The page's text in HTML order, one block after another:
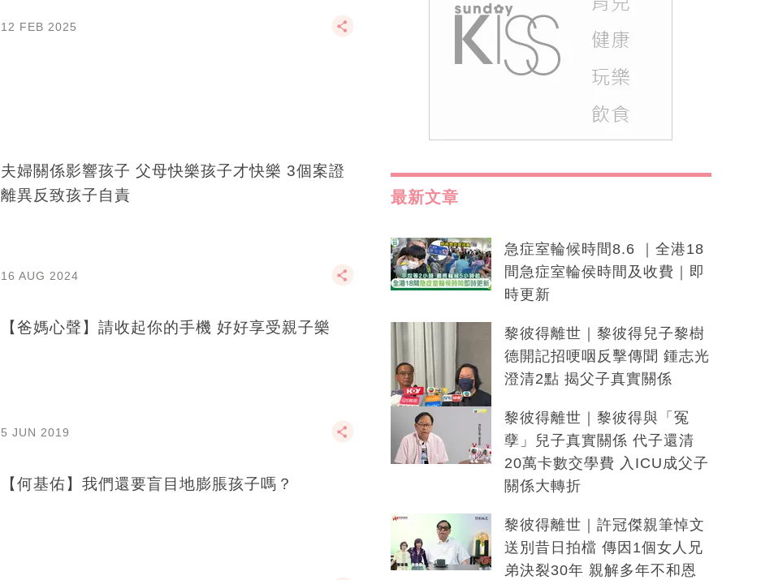
12 FEB 2025
夫婦關係影響孩子 父母快樂孩子才快樂 3個案證
離異反致孩子自責
16 AUG 2024
【爸媽心聲】請收起你的手機 好好享受親子樂
5 JUN 2019
【何基佑】我們還要盲目地膨脹孩子嗎？
最新文章
急症室輪候時間8.6 ｜全港18
間急症室輪侯時間及收費｜即
時更新
黎彼得離世｜黎彼得兒子黎樹
德開記招哽咽反擊傳聞 鍾志光
澄清2點 揭父子真實關係
黎彼得離世｜黎彼得與「冤
孽」兒子真實關係 代子還清
20萬卡數交學費 入ICU成父子
關係大轉折
黎彼得離世｜許冠傑親筆悼文
送別昔日拍檔 傳因1個女人兄
弟決裂30年 親解多年不和恩